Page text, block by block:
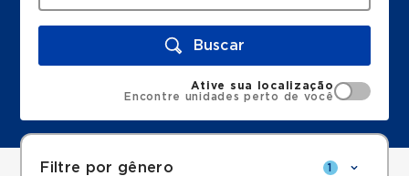
Buscar
Ative sua localização
Encontre unidades perto de você
Filtre por gênero 1